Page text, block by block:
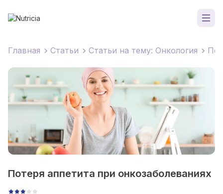
Главная Статьи Статьи на тему: Онкология
Потеря аппетита при онкозаболеваниях